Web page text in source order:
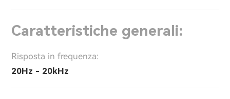
Caratteristiche generali:
Risposta in frequenza:
20Hz - 20kHz